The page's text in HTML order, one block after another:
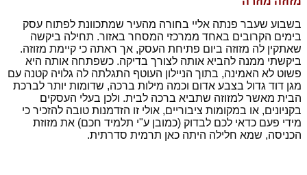
בשבוע שעבר פנתה אליי בחורה מהעיר שמתכוונת לפתוח עסק
בימים הקרובים באחד ממרכזי המסחר באזור. תחילה ביקשה
שאתקין לה מזוזה ביום פתיחת העסק, אך ראתה כי קיימת מזוזה.
ביקשתי ממנה להביא אותה לצורך בדיקה. כשפתחה אותה היא
פשוט לא האמינה, בתוך הניילון העוטף התגלתה לה גלויה קטנה עם
מגן דוד גדול בצבע אדום וכמה מילות ברכה, שדומות יותר לברכת
הבית מאשר למזוזה שתביא ברכה לבית. ולכן בעלי העסקים
בקניונים, או במקומות ציבוריים, אולי זו הזדמנות טובה להזכיר כי
מידי פעם כדאי לכם לבדוק (כמובן ע"י תלמיד חכם) את מזוזת
הכניסה, שמא חלילה היתה כאן תרמית סדרתית.